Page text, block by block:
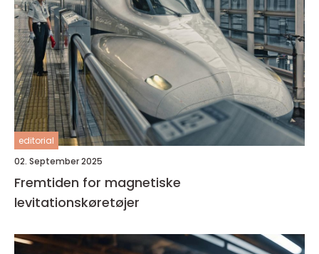
editorial
02. September 2025
Fremtiden for magnetiske
levitationskøretøjer